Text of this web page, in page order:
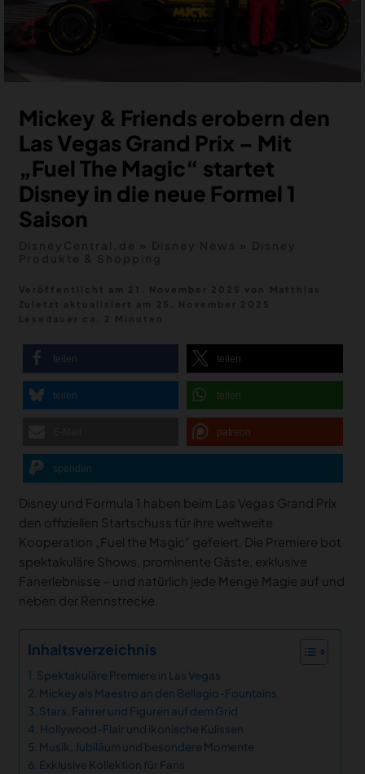
DEALS
Mickey & Friends erobern den
Las Vegas Grand Prix – Mit
„Fuel The Magic“ startet
Disney in die neue Formel 1
Saison
teilen teilen
teilen teilen
patreon
spenden
Disney und Formula 1 haben beim Las Vegas Grand Prix
den offiziellen Startschuss für ihre weltweite
Kooperation „Fuel the Magic“ gefeiert. Die Premiere bot
spektakuläre Shows, prominente Gäste, exklusive
Fanerlebnisse – und natürlich jede Menge Magie auf und
neben der Rennstrecke.
Inhaltsverzeichnis
Spektakuläre Premiere in Las Vegas
Mickey als Maestro an den Bellagio-Fountains
Stars, Fahrer und Figuren auf dem Grid
Hollywood-Flair und ikonische Kulissen
Musik, Jubiläum und besondere Momente
Exklusive Kollektion für Fans